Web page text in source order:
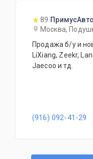
89 ПримусАвто
Москва,
Продажа б/у и
LiXiang, Zeekr, Land Rover,
Jaecoo и тд.
(916) 092-41-29